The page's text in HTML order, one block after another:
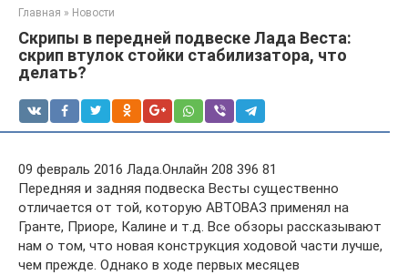
Главная » Новости
Скрипы в передней подвеске Лада Веста:
скрип втулок стойки стабилизатора, что
делать?
09 февраль 2016 Лада.Онлайн 208 396 81
Передняя и задняя подвеска Весты существенно
отличается от той, которую АВТОВАЗ применял на
Гранте, Приоре, Калине и т.д. Все обзоры рассказывают
нам о том, что новая конструкция ходовой части лучше,
чем прежде. Однако в ходе первых месяцев